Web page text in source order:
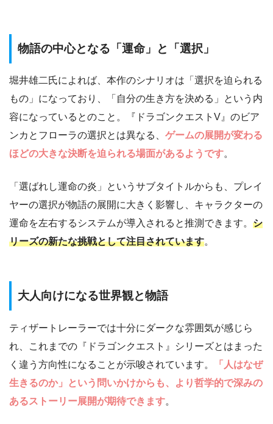
物語の中心となる「運命」と「選択」
堀井雄二氏によれば、本作のシナリオは「選択を迫られる
もの」になっており、「自分の生き方を決める」という内
容になっているとのこと。『ドラゴンクエストV』のビア
ンカとフローラの選択とは異なる、 ゲームの展開が変わる
ほどの大きな決断を迫られる場面があるようです。
「選ばれし運命の炎」というサブタイトルからも、プレイ
ヤーの選択が物語の展開に大きく影響し、キャラクターの
運命を左右するシステムが導入されると推測できます。 シ
リーズの新たな挑戦として注目されています。
大人向けになる世界観と物語
ティザートレーラーでは十分にダークな雰囲気が感じら
れ、これまでの『ドラゴンクエスト』シリーズとはまった
く違う方向性になることが示唆されています。
「人はなぜ
生きるのか」という問いかけからも、より哲学的で深みの
あるストーリー展開が期待できます。